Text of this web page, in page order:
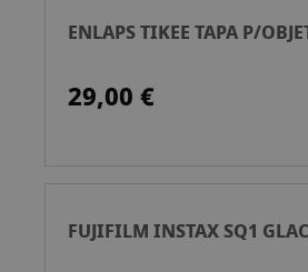
ENLAPS TIKEE TAPA P/
29,00 €
FUJIFILM INSTAX SQ1